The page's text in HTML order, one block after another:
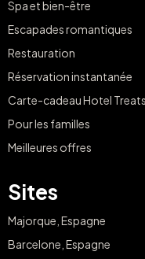
Spa et bien-être
Escapades romantiques
Restauration
Réservation instantanée
Carte-cadeau Hotel Treats
Pour les familles
Meilleures offres
Sites
Majorque, Espagne
Barcelone, Espagne